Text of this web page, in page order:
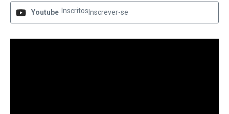
Youtube Inscritos Inscrever-se